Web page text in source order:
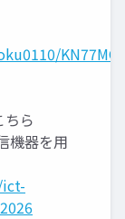
KN77MG-
ら
機器を用